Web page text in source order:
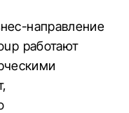
направление
работают